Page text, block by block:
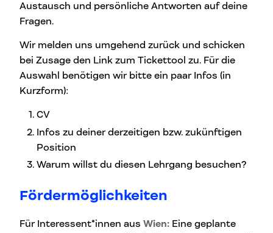
Austausch und persönliche Antworten auf deine
Fragen.
Wir melden uns umgehend zurück und schicken
bei Zusage den Link zum Tickettool zu. Für die
Auswahl benötigen wir bitte ein paar Infos (in
Kurzform):
CV
Infos zu deiner derzeitigen bzw. zukünftigen
Position
Warum willst du diesen Lehrgang besuchen?
Fördermöglichkeiten
Für Interessent*innen aus Wien: Eine geplante